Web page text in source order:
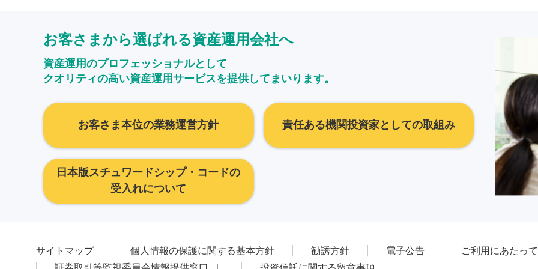
お客さまから選ばれる資産運用会社へ
資産運用のプロフェッショナルとして
クオリティの高い資産運用サービスを提供してまいります。
お客さま本位の業務運営方針 責任ある機関投資家としての取組み
日本版スチュワードシップ・コードの
受入れについて
サイトマップ 個人情報の保護に関する基本方針 勧誘方針 電子公告
ご利用にあたって